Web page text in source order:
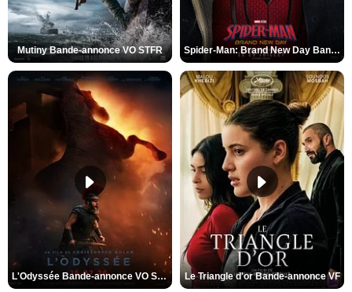
Mutiny Bande-annonce VO STFR Spider-Man: Brand New Day Bande-annonce VO STFR
L'Odyssée Bande-annonce VO STFR Le Triangle d'or Bande-annonce VF